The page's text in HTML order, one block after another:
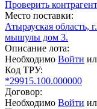
Проверить
Место поставки:
Атырауская область,
мышулы дом 3.
Описание лота:
Необходимо Войти
Код ТРУ:
*29915.100.000000
Договор:
Необходимо Войти